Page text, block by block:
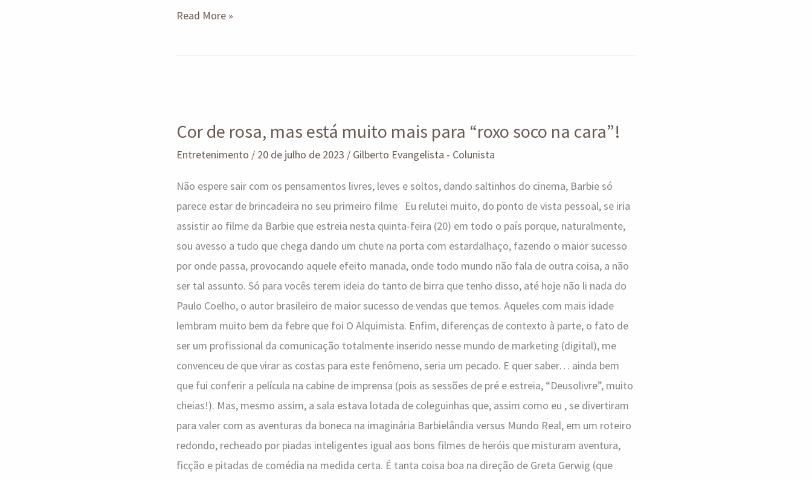
Read More »
Cor de rosa, mas está muito mais para “roxo soco na cara”!
Entretenimento / 20 de julho de 2023 / Gilberto Evangelista - Colunista
Não espere sair com os pensamentos livres, leves e soltos, dando saltinhos do cinema, Barbie só
parece estar de brincadeira no seu primeiro filme Eu relutei muito, do ponto de vista pessoal, se iria
assistir ao filme da Barbie que estreia nesta quinta-feira (20) em todo o país porque, naturalmente,
sou avesso a tudo que chega dando um chute na porta com estardalhaço, fazendo o maior sucesso
por onde passa, provocando aquele efeito manada, onde todo mundo não fala de outra coisa, a não
ser tal assunto. Só para vocês terem ideia do tanto de birra que tenho disso, até hoje não li nada do
Paulo Coelho, o autor brasileiro de maior sucesso de vendas que temos. Aqueles com mais idade
lembram muito bem da febre que foi O Alquimista. Enfim, diferenças de contexto à parte, o fato de
ser um profissional da comunicação totalmente inserido nesse mundo de marketing (digital), me
convenceu de que virar as costas para este fenômeno, seria um pecado. E quer saber… ainda bem
que fui conferir a película na cabine de imprensa (pois as sessões de pré e estreia, “Deusolivre”, muito
cheias!). Mas, mesmo assim, a sala estava lotada de coleguinhas que, assim como eu , se divertiram
para valer com as aventuras da boneca na imaginária Barbielândia versus Mundo Real, em um roteiro
redondo, recheado por piadas inteligentes igual aos bons filmes de heróis que misturam aventura,
ficção e pitadas de comédia na medida certa. É tanta coisa boa na direção de Greta Gerwig (que
rosa,
mas
muito
mais
para
“roxo
soco
na
cara”!